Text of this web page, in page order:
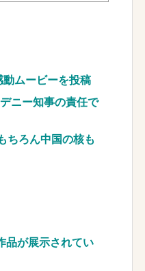
がこれワイ詰み
DTなんておらんよ
w w w w w w w w
動ムービーを投稿
ニー知事の責任で
ちろん中国の核も
品が展示されてい